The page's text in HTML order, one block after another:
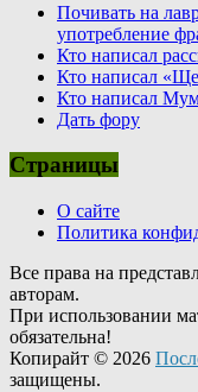
Почивать на
употребление
Кто написал
Кто написал
Кто написал
Дать фору
Страницы
О сайте
Политика
Все права на
авторам.
При использовании
обязательна!
Копирайт © 2026
защищены.